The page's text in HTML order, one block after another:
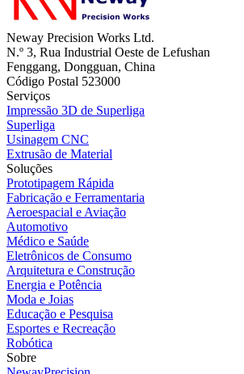
Neway Precision Works Ltd.
N.º 3, Rua Industrial Oeste de Lefushan
Fenggang, Dongguan, China
Código Postal 523000
Serviços
Impressão 3D de Superliga
Superliga
Usinagem CNC
Extrusão de Material
Soluções
Prototipagem Rápida
Fabricação e Ferramentaria
Aeroespacial e Aviação
Automotivo
Médico e Saúde
Eletrônicos de Consumo
Arquitetura e Construção
Energia e Potência
Moda e Joias
Educação e Pesquisa
Esportes e Recreação
Robótica
Sobre